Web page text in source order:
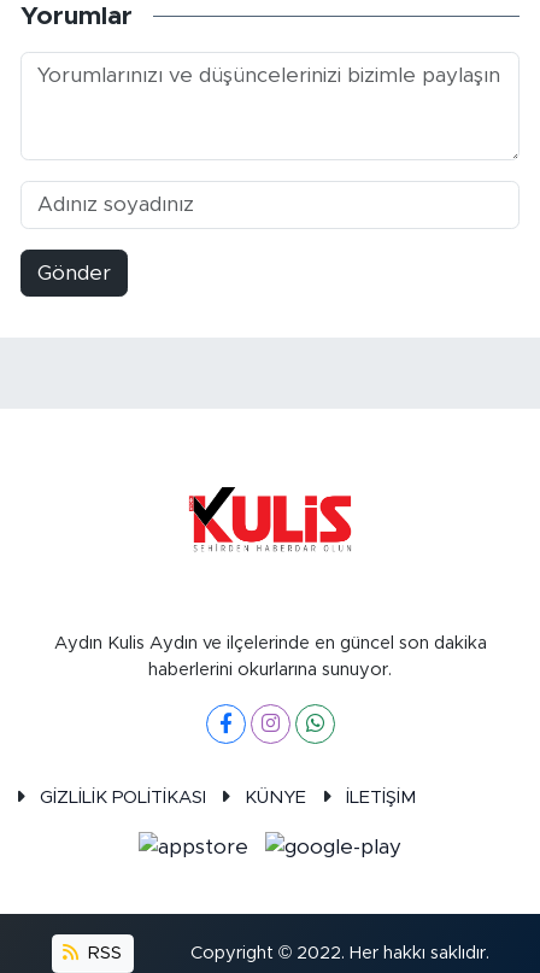
Yorumlar
Gönder
Aydın Kulis Aydın ve ilçelerinde en güncel son dakika
haberlerini okurlarına sunuyor.
GİZLİLİK POLİTİKASI KÜNYE İLETİŞİM
RSS Copyright © 2022. Her hakkı saklıdır.